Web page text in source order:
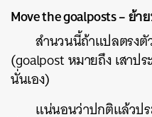
Move the goalposts – ย้า
สำนวนนี้ถ้าแปลตรงตั
(goalpost หมายถึง เสาป
นั่นเอง)
แน่นอนว่าปกติแล้วป